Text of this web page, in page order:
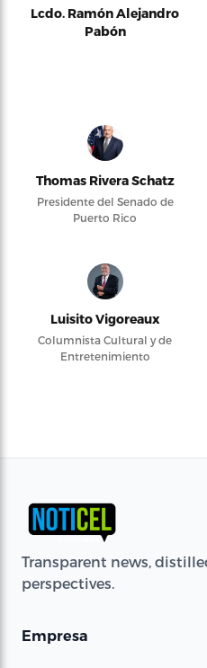
Lcdo. Ramón Alejandro
Pabón
Thomas Rivera Schatz
Presidente del Senado de
Puerto Rico
Luisito Vigoreaux
Columnista Cultural y de
Entretenimiento
Transparent news,
perspectives.
Empresa